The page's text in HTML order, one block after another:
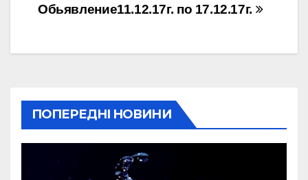
11.12.17г. по 17.12.17г.
Обьявление
ПОПЕРЕДНІ НОВИНИ